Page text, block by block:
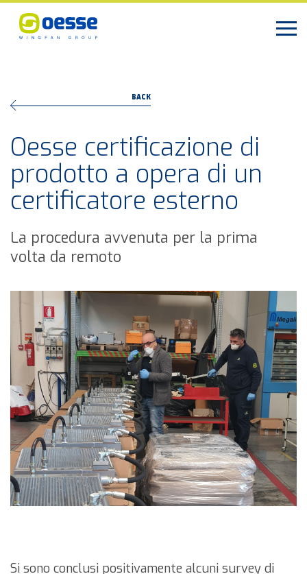
BACK
Oesse certificazione di
prodotto a opera di un
certificatore esterno
La procedura avvenuta per la prima
volta da remoto
Si sono conclusi positivamente alcuni survey di